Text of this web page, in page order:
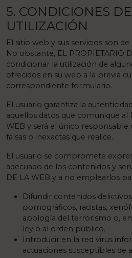
5. CONDICIONES
UTILIZACIÓN
El sitio web y sus servicios son
No obstante, EL PROPIETARIO
condicionar la utilización de
ofrecidos en su web a la previa
correspondiente formulario.
El usuario garantiza la
aquellos datos que comunique al
WEB y será el único responsable
falsas o inexactas que realice.
El usuario se compromete
adecuado de los contenidos y
DE LA WEB y a no emplearlos
Difundir contenidos
pornográficos, racistas,
apología del terrorismo o,
ley o al orden público.
Introducir en la red virus
actuaciones susceptibles de